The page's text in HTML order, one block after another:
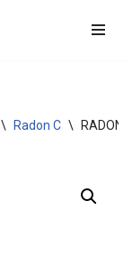
\ Radon C \ RADON